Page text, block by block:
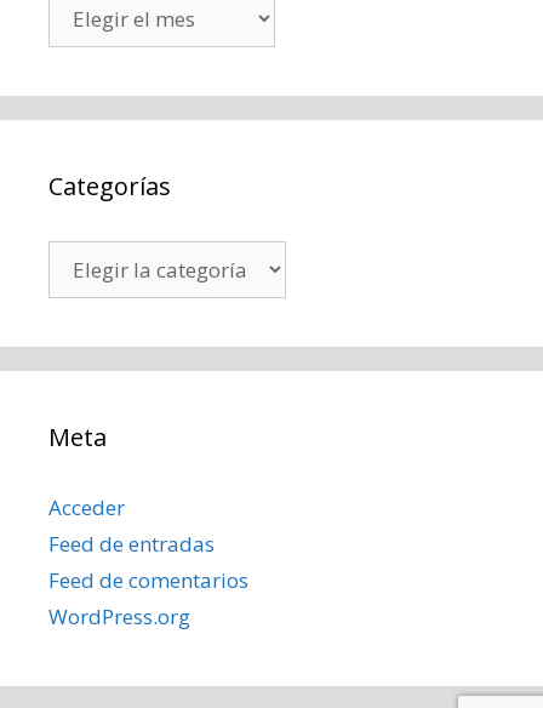
Categorías
Meta
Acceder
Feed de entradas
Feed de comentarios
WordPress.org